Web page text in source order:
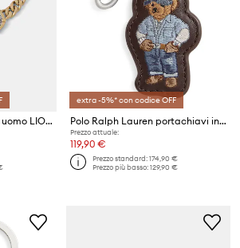
Guess braccialetto da uomo LION LEGACY
extra -5%* con codice OFF
Polo Ralph Lauren portachiavi in pelle
Prezzo attuale:
119,90 €
Prezzo standard:174,90 €
Prezzo più basso:129,90 €